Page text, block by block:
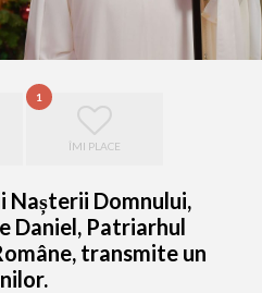
1
ÎMI PLACE
Nașterii Domnului,
Daniel, Patriarhul
transmite un